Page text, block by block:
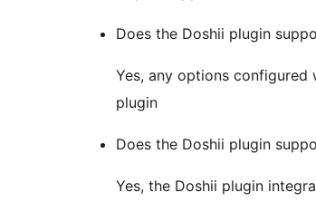
Does the Doshii plugin
Yes, any options configured
plugin
Does the Doshii plugin
Yes, the Doshii plugin